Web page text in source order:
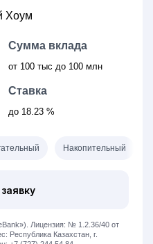
Хоум
Сумма вклада
от 100 тыс до 100 млн
Ставка
до 18.23 %
Накопительный
Лицензия: № 1.2.36/40 от
Республика Казахстан, ​г.